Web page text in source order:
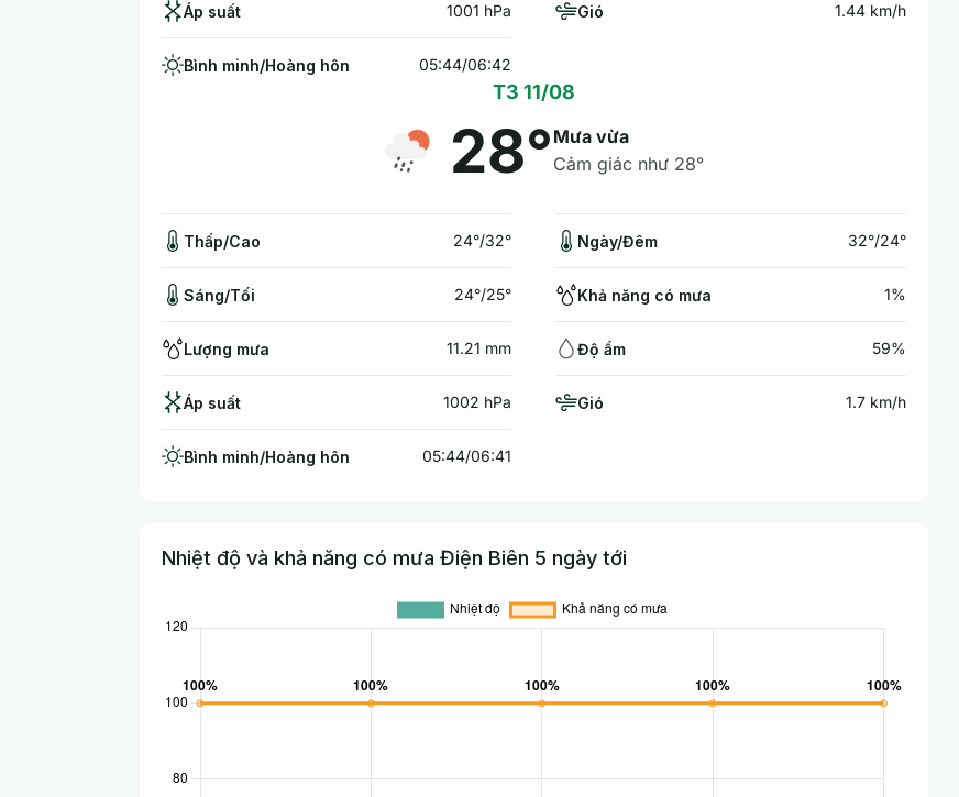
Áp suất 1001 hPa Gió 1.44 km/h
Bình minh/Hoàng hôn 05:44/06:42
T3 11/08
28° Mưa vừa
Cảm giác như 28°
Thấp/Cao 24°/32° Ngày/Đêm 32°/24°
Sáng/Tối 24°/25° Khả năng có mưa 1%
Lượng mưa 11.21 mm Độ ẩm 59%
Áp suất 1002 hPa Gió 1.7 km/h
Bình minh/Hoàng hôn 05:44/06:41
Nhiệt độ và khả năng có mưa Điện Biên 5 ngày tới